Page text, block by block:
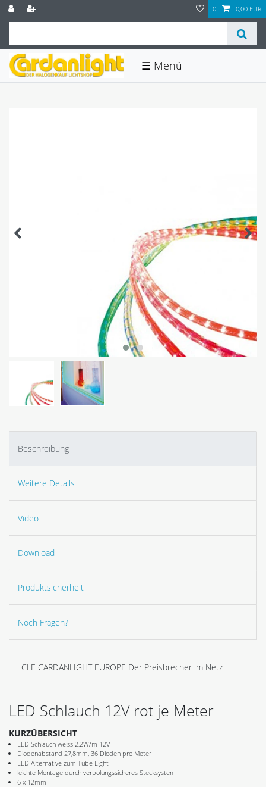
0 0,00 EUR
☰
Beschreibung
Weitere Details
Video
Download
Produktsicherheit
Noch Fragen?
CLE CARDANLIGHT EUROPE Der Preisbrecher im Netz
LED Schlauch 12V rot je Meter
KURZÜBERSICHT
LED Schlauch weiss 2,2W/m 12V
Diodenabstand 27,8mm, 36 Dioden pro Meter
LED Alternative zum Tube Light
leichte Montage durch verpolungssicheres Stecksystem
6 x 12mm